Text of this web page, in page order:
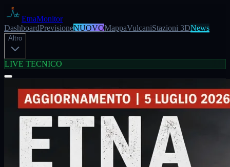
EtnaMonitor
DashboardPrevisioneNUOVOMappaVulcaniStazioni 3DNews
Altro
LIVE TECNICO